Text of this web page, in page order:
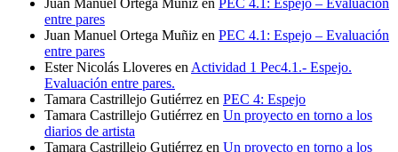
Juan Manuel Ortega Muñiz en PEC 4.1: Espejo – Evaluación
entre pares
Juan Manuel Ortega Muñiz en PEC 4.1: Espejo – Evaluación
entre pares
Ester Nicolás Lloveres en Actividad 1 Pec4.1.- Espejo.
Evaluación entre pares.
Tamara Castrillejo Gutiérrez en PEC 4: Espejo
Tamara Castrillejo Gutiérrez en Un proyecto en torno a los
diarios de artista
Tamara Castrillejo Gutiérrez en Un proyecto en torno a los